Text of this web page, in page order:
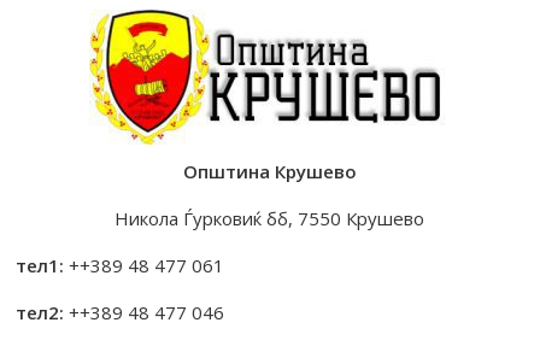
Општина Крушево
Никола Ѓурковиќ бб, 7550 Крушево
тел1: ++389 48 477 061
тел2: ++389 48 477 046